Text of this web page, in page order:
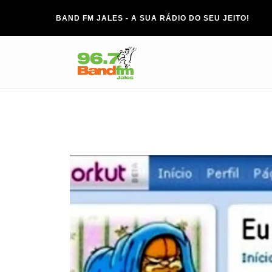
BAND FM JALES - A SUA RÁDIO DO SEU JEITO!